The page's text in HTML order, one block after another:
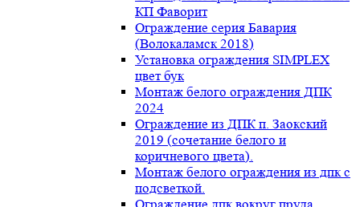
КП Фаворит
Ограждение серия Бавария
(Волокаламск 2018)
Установка ограждения SIMPLEX
цвет бук
Монтаж белого ограждения ДПК
2024
Ограждение из ДПК п. Заокский
2019 (сочетание белого и
коричневого цвета).
Монтаж белого ограждения из дпк с
подсветкой.